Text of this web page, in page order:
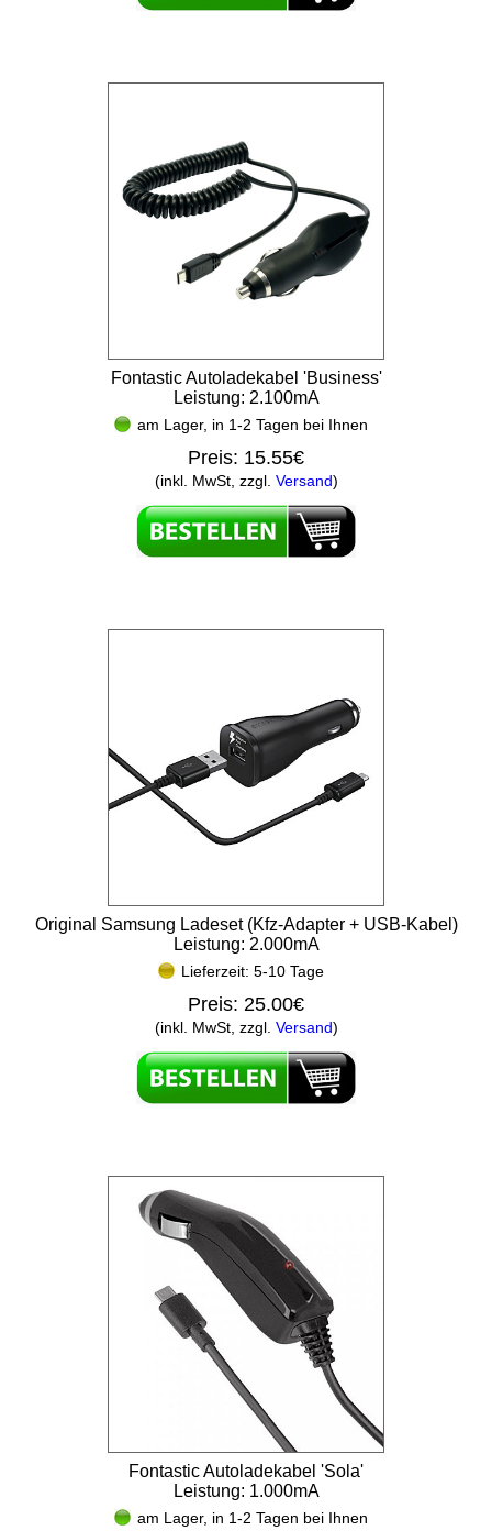
Fontastic Autoladekabel 'Business'
Leistung: 2.100mA
am Lager, in 1-2 Tagen bei Ihnen
Preis: 15.55€
(inkl. MwSt, zzgl. Versand)
Original Samsung Ladeset (Kfz-Adapter + USB-Kabel)
Leistung: 2.000mA
Lieferzeit: 5-10 Tage
Preis: 25.00€
(inkl. MwSt, zzgl. Versand)
Fontastic Autoladekabel 'Sola'
Leistung: 1.000mA
am Lager, in 1-2 Tagen bei Ihnen